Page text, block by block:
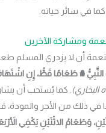
في سائر حياته.
ومشاركة الآخرين
أن لا يزدري المسلم
ﷺ طَعَامًا قَطُّ، إِنِ
البخاري) . كما يُستحب أن
في ذلك من الأجر والمودة،
وَطَعَامُ الاثْنَيْنِ يَكْفِي